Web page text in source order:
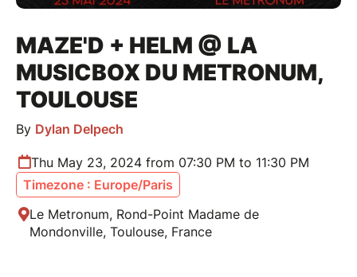
MAZE'D + HELM @ LA
MUSICBOX DU METRONUM,
TOULOUSE
By Dylan Delpech
Thu May 23, 2024 from 07:30 PM to 11:30 PM
Timezone : Europe/Paris
Le Metronum, Rond-Point Madame de
Mondonville, Toulouse, France